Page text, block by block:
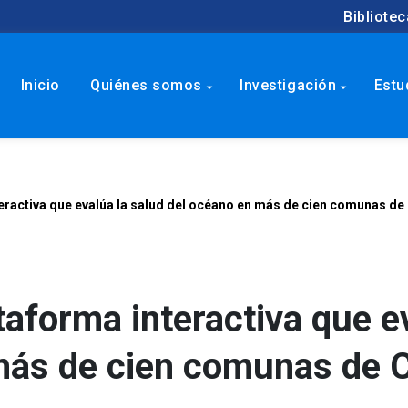
Inicio Quiénes somos arrow_drop_down Investigación arrow_drop_down
que evalúa la salud del océano en más de cien comunas de
interactiva que
de cien comunas de